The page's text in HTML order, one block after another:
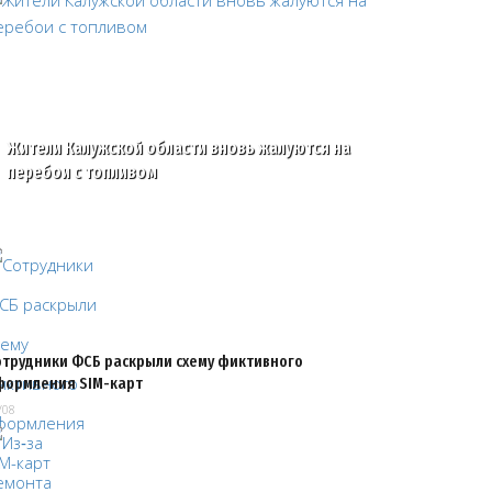
Жители Калужской области вновь жалуются на
перебои с топливом
ФСБ раскрыли схему фиктивного
SIM-карт